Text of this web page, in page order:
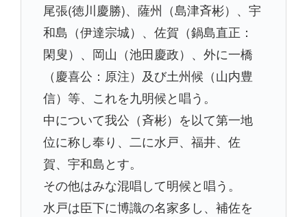
尾張(徳川慶勝)、薩州（島津斉彬）、宇
和島（伊達宗城）、佐賀（鍋島直正：
閑叟）、岡山（池田慶政）、外に一橋
（慶喜公：原注）及び土州候（山内豊
信）等、これを九明候と唱う。
中について我公（斉彬）を以て第一地
位に称し奉り、二に水戸、福井、佐
賀、宇和島とす。
その他はみな混唱して明候と唱う。
水戸は臣下に博識の名家多し、補佐を